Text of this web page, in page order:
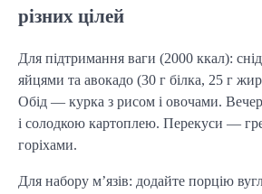
різних цілей
Для підтримання ваги (2000 ккал):
яйцями та авокадо (30 г білка, 25 г
Обід — курка з рисом і овочами.
і солодкою картоплею. Перекуси —
горіхами.
Для набору м’язів: додайте порцію